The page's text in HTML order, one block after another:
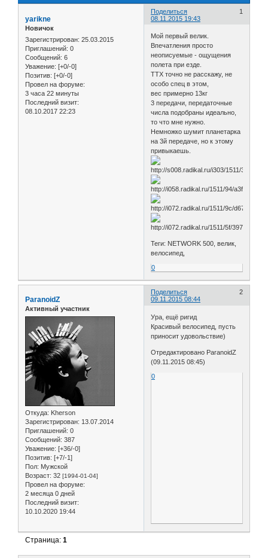
Поделиться
1
08.11.2015 19:43
yarikne
Новичок
Зарегистрирован: 25.03.2015
Приглашений: 0
Сообщений: 6
Уважение: [+0/-0]
Позитив: [+0/-0]
Провел на форуме:
3 часа 22 минуты
Последний визит:
08.10.2017 22:23
Мой первый велик.
Впечатления просто
неописуемые - ощущения
полета при езде.
ТТХ точно не расскажу, не
особо спец в этом,
вес примерно 13кг
3 передачи, передаточные
числа подобраны идеально,
то что мне нужно.
Немножко шумит планетарка
на 3й передаче, но к этому
привыкаешь.
Теги: NETWORK 500, велик,
велосипед,
0
Поделиться
2
09.11.2015 08:44
ParanoidZ
Активный участник
Откуда: Kherson
Зарегистрирован: 13.07.2014
Приглашений: 0
Сообщений: 387
Уважение: [+36/-0]
Позитив: [+7/-1]
Пол: Мужской
Возраст: 32 [1994-01-04]
Провел на форуме:
2 месяца 0 дней
Последний визит:
10.10.2020 19:44
Ура, ещё ригид
Красивый велосипед, пусть
приносит удовольствие)
Отредактировано ParanoidZ
(09.11.2015 08:45)
0
Страница:1